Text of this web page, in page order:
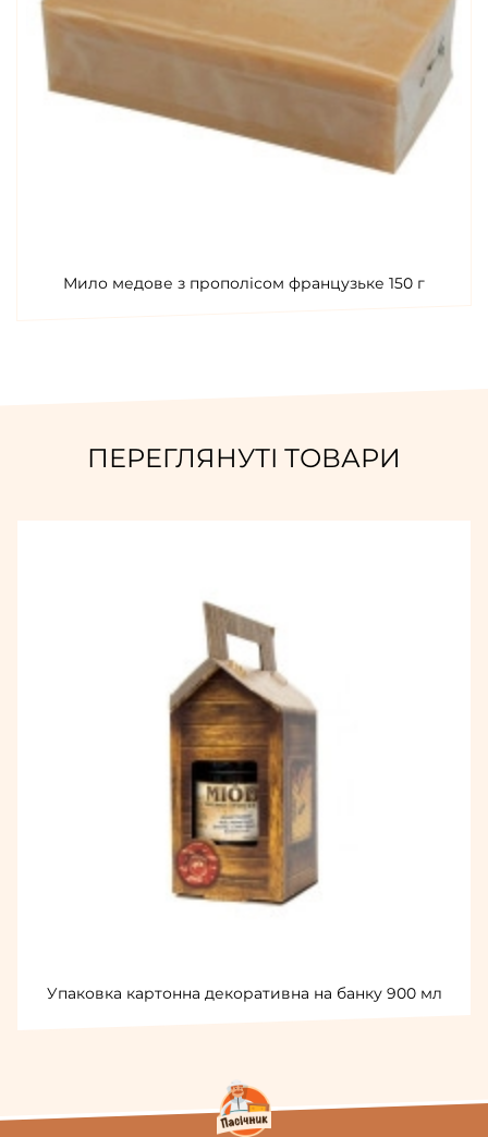
Мило медове з прополісом французьке 150 г
ПЕРЕГЛЯНУТІ ТОВАРИ
Упаковка картонна декоративна на банку 900 мл